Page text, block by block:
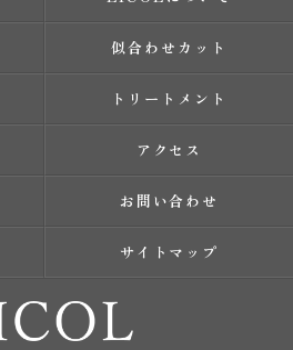
似合わせカット
トリートメント
アクセス
お問い合わせ
サイトマップ